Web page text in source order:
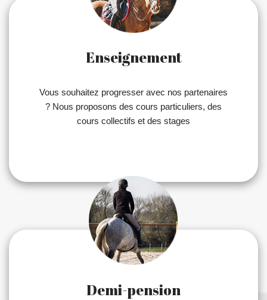
Enseignement
Vous souhaitez progresser avec nos partenaires
? Nous proposons des cours particuliers, des
cours collectifs et des stages
Demi-pension